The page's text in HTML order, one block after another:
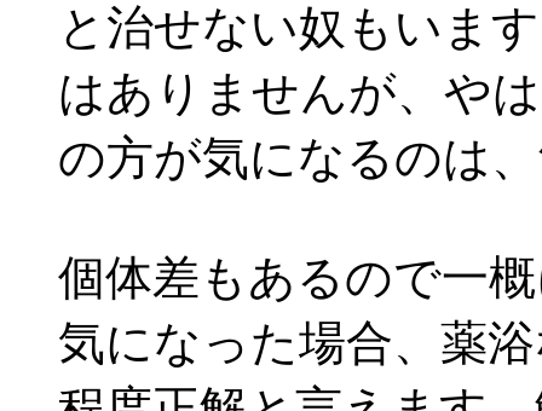
と治せない奴もいま
はありませんが、や
の方が気になるのは
個体差もあるので一
気になった場合、薬